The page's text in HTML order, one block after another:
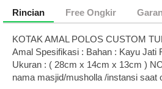
Rincian Free Ongkir
KOTAK AMAL POLOS CUSTOM
Amal Spesifikasi : Bahan : Kayu Jati
Ukuran : ( 28cm x 14cm x 13cm )
nama masjid/musholla /instansi saat